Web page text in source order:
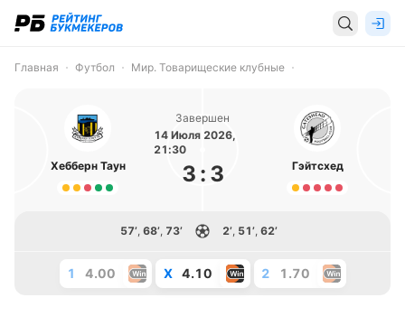
Главная Футбол Мир. Товарищеские клубные
Хебберн Таун
Завершен
14 Июля 2026,
21:30
3 : 3 Гэйтсхед
57’, 68’, 73’ 2’, 51’, 62’
1 4.00 X 4.10 2 1.70